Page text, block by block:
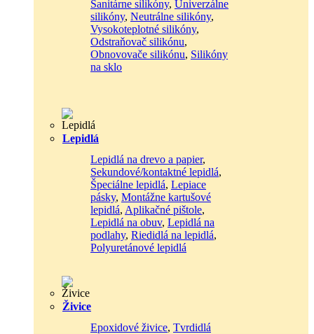
Sanitárne silikóny, Univerzálne
silikóny, Neutrálne silikóny,
Vysokoteplotné silikóny,
Odstraňovač silikónu,
Obnovovače silikónu, Silikóny
na sklo
Lepidlá
Lepidlá na drevo a papier,
Sekundové/kontaktné lepidlá,
Špeciálne lepidlá, Lepiace
pásky, Montážne kartušové
lepidlá, Aplikačné pištole,
Lepidlá na obuv, Lepidlá na
podlahy, Riedidlá na lepidlá,
Polyuretánové lepidlá
Živice
Epoxidové živice, Tvrdidlá